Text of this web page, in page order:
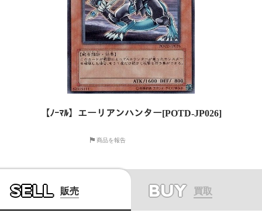
【ﾉｰﾏﾙ】エーリアンハンター[POTD-JP026]
商品を報告
SELL 販売 BUY 買取